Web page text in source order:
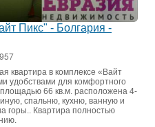
Пикс" - Болгария -
квартира в комплексе «Вайт
удобствами для комфортного
66 кв.м. расположена 4-
спальню, кухню, ванную и
горы.. Квартира полностью